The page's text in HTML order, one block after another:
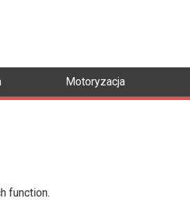
Motoryzacja
function.